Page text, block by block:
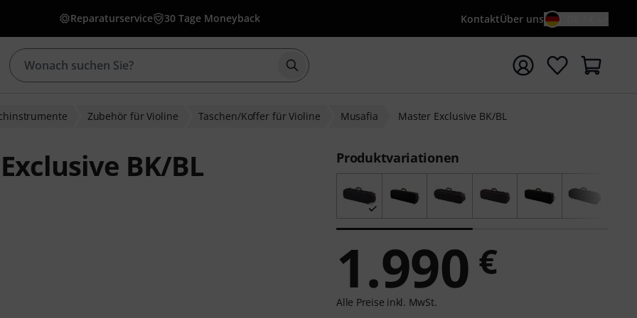
Reparaturservice 30 Tage Moneyback KontaktÜber uns
Suche mit Suchwort {searchTerm} starten
Zubehör für Violine Taschen/Koffer für Violine Musafia Master Exclusive BK/BL
BK/BL Produktvariationen
1.990 €
Alle Preise inkl. MwSt.